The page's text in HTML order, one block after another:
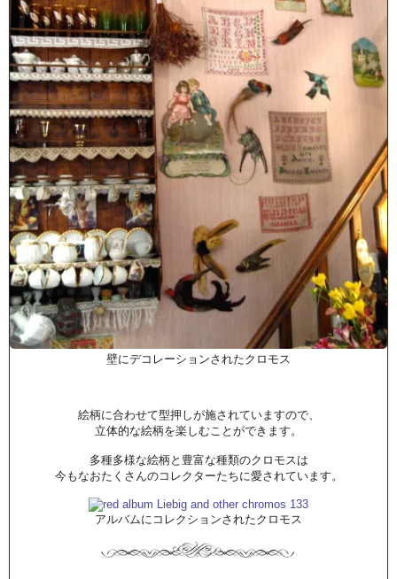
壁にデコレーションされたクロモス
絵柄に合わせて型押しが施されていますので、
立体的な絵柄を楽しむことができます。
多種多様な絵柄と豊富な種類のクロモスは
今もなおたくさんのコレクターたちに愛されています。
アルバムにコレクションされたクロモス